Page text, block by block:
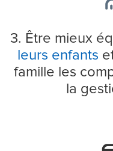
3. Être mieux
leurs enfants
famille les
la